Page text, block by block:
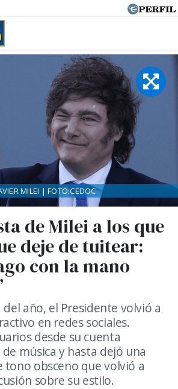
de Milei a los que
deje de tuitear:
con la mano
año, el Presidente volvió a
en redes sociales.
desde su cuenta
música y hasta dejó una
tono obsceno que volvió a
sobre su estilo.
MILEI | FOTO:CEDOC